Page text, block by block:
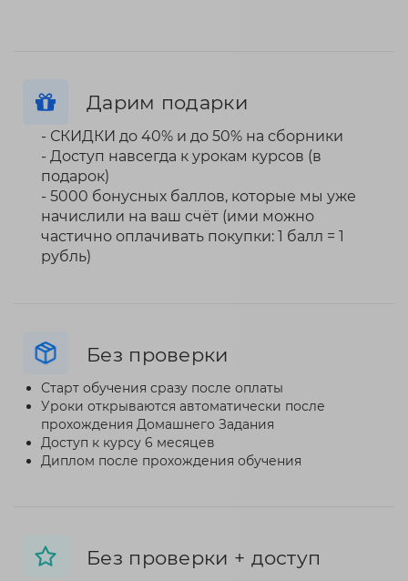
Без проверки
Старт обучения сразу после оплаты
Уроки открываются автоматически после
прохождения Домашнего Задания
Доступ к курсу 6 месяцев
Диплом после прохождения обучения
Без проверки + доступ
Дарим подарки
- СКИДКИ до 40% и до 50% на сборники
- Доступ навсегда к урокам курсов (в
подарок)
- 5000 бонусных баллов, которые мы уже
начислили на ваш счёт (ими можно
частично оплачивать покупки: 1 балл = 1
рубль)